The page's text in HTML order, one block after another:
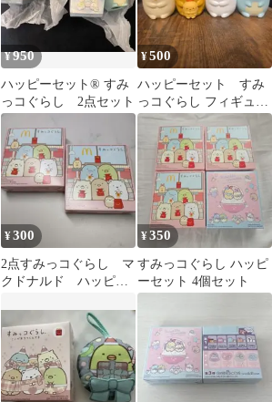
¥950
ハッピーセット® すみ
っコぐらし 2点セット
¥500
ハッピーセット すみ
っコぐらし フィギュア
4体セット
¥300
2点すみっコぐらし マ
クドナルド ハッピー
¥350
すみっコぐらし ハッピ
ーセット 4個セット